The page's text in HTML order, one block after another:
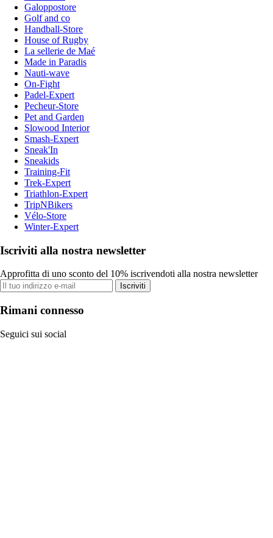
Galoppostore
Golf and co
Handball-Store
House of Rugby
La sellerie de Maé
Made in Paradis
Nauti-wave
On-Fight
Padel-Expert
Pecheur-Store
Pet and Garden
Slowood Interior
Smash-Expert
Sneak'In
Sneakids
Training-Fit
Trek-Expert
Triathlon-Expert
TripNBikers
Vélo-Store
Winter-Expert
Iscriviti alla nostra newsletter
Approfitta di uno sconto del 10% iscrivendoti alla nostra newsletter
Iscriviti
Rimani connesso
Seguici sui social